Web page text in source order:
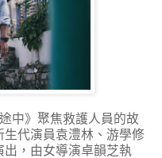
中》聚焦救護人員的故
代演員袁澧林、游學修
出，由女導演卓韻芝執